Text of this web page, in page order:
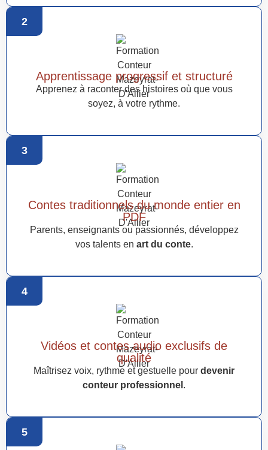
2
Apprentissage progressif et structuré
Apprenez à raconter des histoires où que vous
soyez, à votre rythme.
3
Contes traditionnels du monde entier en
PDF
Parents, enseignants ou passionnés, développez
vos talents en art du conte.
4
Vidéos et contes audio exclusifs de
qualité
Maîtrisez voix, rythme et gestuelle pour devenir
conteur professionnel .
5